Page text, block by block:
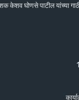
घोणसे पाटील यांच्या